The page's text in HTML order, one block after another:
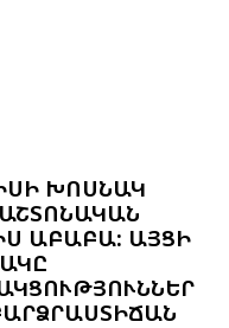
ԽՈՍՆԱԿ
ԱԲԱԲԱ: ԱՅՑԻ